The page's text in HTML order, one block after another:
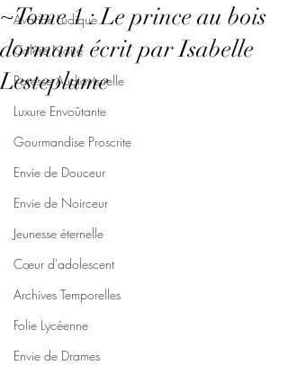
Avarice Ludique
Colère Noire
Paresse Audiovisuelle
Luxure Envoûtante
Gourmandise Proscrite
Envie de Douceur
Envie de Noirceur
Jeunesse éternelle
Cœur d'adolescent
Archives Temporelles
Folie Lycéenne
Envie de Drames
~Tome 1 : Le prince au bois
dormant écrit par Isabelle
Lesteplume